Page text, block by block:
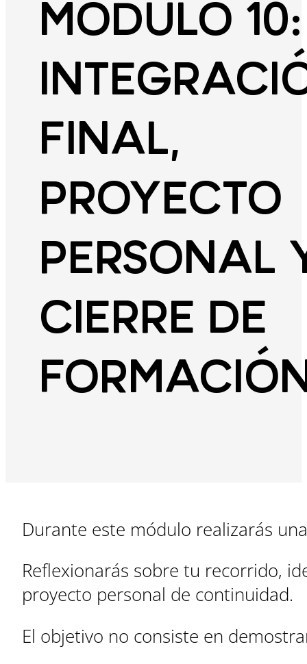
MÓDULO 10:
FINAL,
PROYECTO
PERSONAL
CIERRE DE
Durante este módulo realizarás
Reflexionarás sobre tu recorrido,
proyecto personal de continuidad.
El objetivo no consiste en